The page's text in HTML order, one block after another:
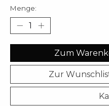
Menge:
Zum
Zur